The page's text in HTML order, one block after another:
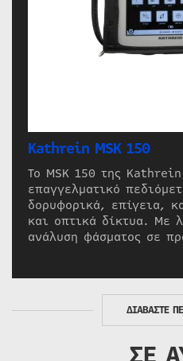
Kathrein MSK 150
Το MSK 150 της
επαγγελματικό
δορυφορικά, επίγεια,
και οπτικά δίκτυα. Με
ανάλυση φάσματος σε
ΔΙΑΒΑΣΤΕ